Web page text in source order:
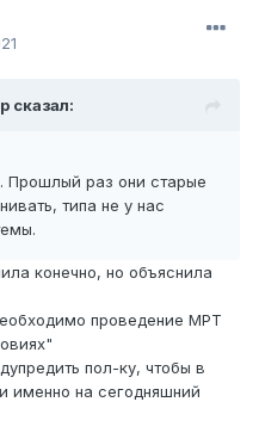
сказал:
Прошлый раз они старые
типа не у нас
конечно, но объяснила
проведение МРТ
пол-ку, чтобы в
именно на сегодняшний